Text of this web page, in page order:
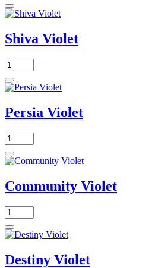
Shiva Violet
Persia Violet
Community Violet
Destiny Violet